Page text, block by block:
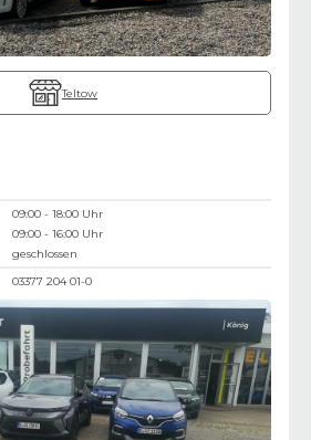
Teltow
09:00 - 18:00 Uhr
09:00 - 16:00 Uhr
geschlossen
03377 204 01-0